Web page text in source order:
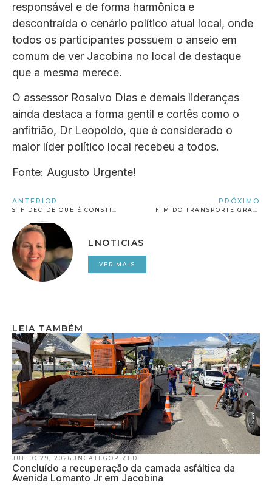
responsável e de forma harmônica e
descontraída o cenário político atual local, onde
todos os participantes possuem o anseio em
comum de ver Jacobina no local de destaque
que a mesma merece.
O assessor Rosalvo Dias e demais lideranças
ainda destaca a forma gentil e cortês como o
anfitrião, Dr Leopoldo, que é considerado o
maior líder político local recebeu a todos.
Fonte: Augusto Urgente!
ANTERIOR PRÓXIMO
LNOTICIAS
VER MAIS
LEIA TAMBÉM
JULHO 29, 2026 UNCATEGORIZED
Concluído a recuperação da camada asfáltica da
Avenida Lomanto Jr em Jacobina